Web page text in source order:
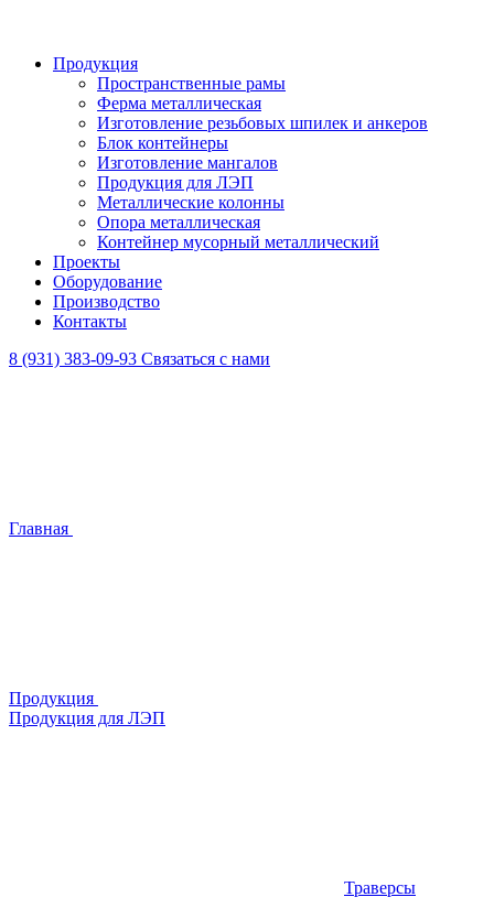
Продукция
Пространственные рамы
Ферма металлическая
Изготовление резьбовых шпилек и анкеров
Блок контейнеры
Изготовление мангалов
Продукция для ЛЭП
Металлические колонны
Опора металлическая
Контейнер мусорный металлический
Проекты
Оборудование
Производство
Контакты
8 (931) 383-09-93 Связаться с нами
Главная
Продукция
Продукция для ЛЭП
Траверсы